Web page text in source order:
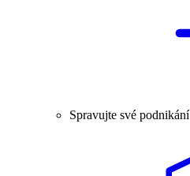
Spravujte své podnikání